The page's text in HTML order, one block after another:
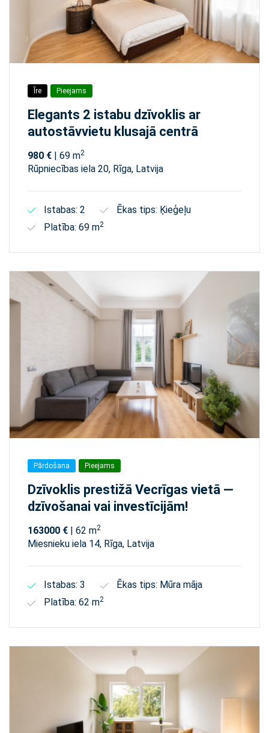
Īre Pieejams
Elegants 2 istabu dzīvoklis ar
autostāvvietu klusajā centrā
980 € | 69 m2
Rūpniecības iela 20, Rīga, Latvija
Istabas: 2
Ēkas tips: Ķieģeļu
Platība: 69 m2
Pārdošana Pieejams
Dzīvoklis prestižā Vecrīgas vietā —
dzīvošanai vai investīcijām!
163000 € | 62 m2
Miesnieku iela 14, Rīga, Latvija
Istabas: 3
Ēkas tips: Mūra māja
Platība: 62 m2